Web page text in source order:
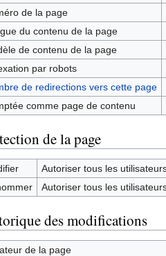
de la page
du contenu de la page
de contenu de la page
par robots
de redirections vers cette page
comme page de contenu
de la page
Autoriser tous les
Autoriser tous les
des modifications
de la page